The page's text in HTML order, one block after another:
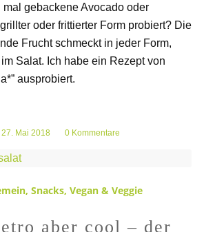
mal gebackene Avocado oder
oder frittierter Form probiert? Die
Frucht schmeckt in jeder Form,
im Salat. Ich habe ein Rezept von
ausprobiert.
27. Mai 2018 0 Kommentare
,Snacks,Vegan & Veggie
aber cool – der